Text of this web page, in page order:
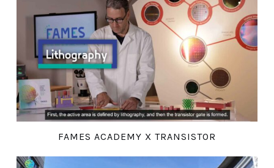
FAMES ACADEMY X TRANSISTOR